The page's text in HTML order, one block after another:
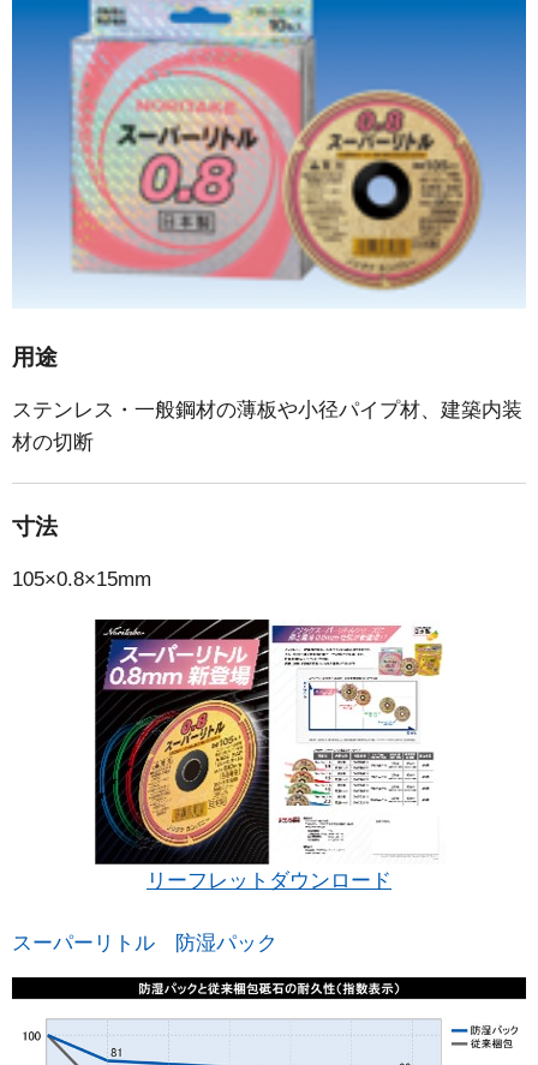
用途
ステンレス・一般鋼材の薄板や小径パイプ材、建築内装
材の切断
寸法
105×0.8×15mm
リーフレットダウンロード
スーパーリトル 防湿パック